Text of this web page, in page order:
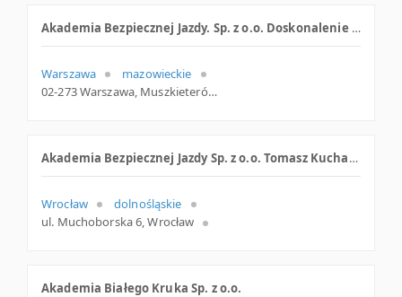
Akademia Bezpiecznej Jazdy. Sp. z o.o. Doskonalenie jazdy
Warszawa
mazowieckie
02-273 Warszawa, Muszkieterów 43, woj. Mazowieckie, pow. Warszawa, gm. Warszawa
Akademia Bezpiecznej Jazdy Sp. z o.o. Tomasz Kuchara
Wrocław
dolnośląskie
ul. Muchoborska 6, Wrocław
Akademia Białego Kruka Sp. z o.o.